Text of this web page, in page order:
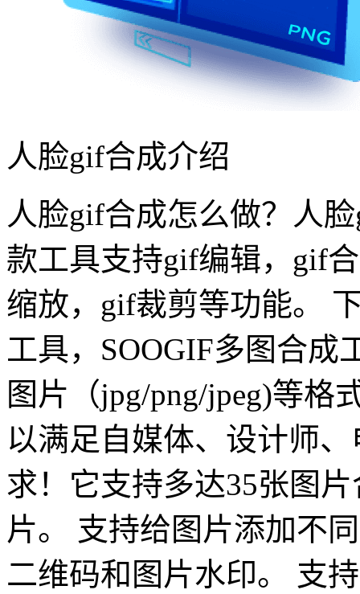
人脸gif合成介绍
人脸gif合成怎么做？人
款工具支持gif编辑，gif
缩放，gif裁剪等功能。
工具，SOOGIF多图合成
图片（jpg/png/jpeg)等格
以满足自媒体、设计师
求！它支持多达35张图
片。 支持给图片添加不
二维码和图片水印。 支